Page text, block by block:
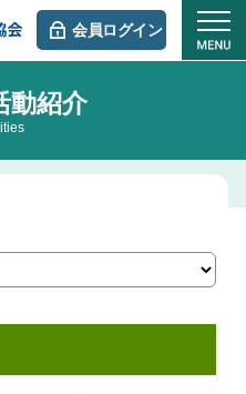
会員ログイン
動紹介